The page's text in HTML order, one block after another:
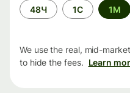
Time
period
48Ч 1С 1М
We use the real, mid-
to hide the fees. Learn